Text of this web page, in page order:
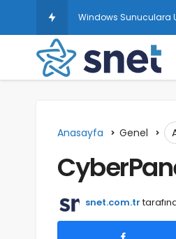
Windows Sunuculara
Anasayfa Genel
snet.com.tr